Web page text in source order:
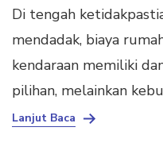
Di tengah
mendadak, biaya
kendaraan memiliki
pilihan, melainkan
Lanjut Baca